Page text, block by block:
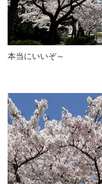
本当にいいぞ～